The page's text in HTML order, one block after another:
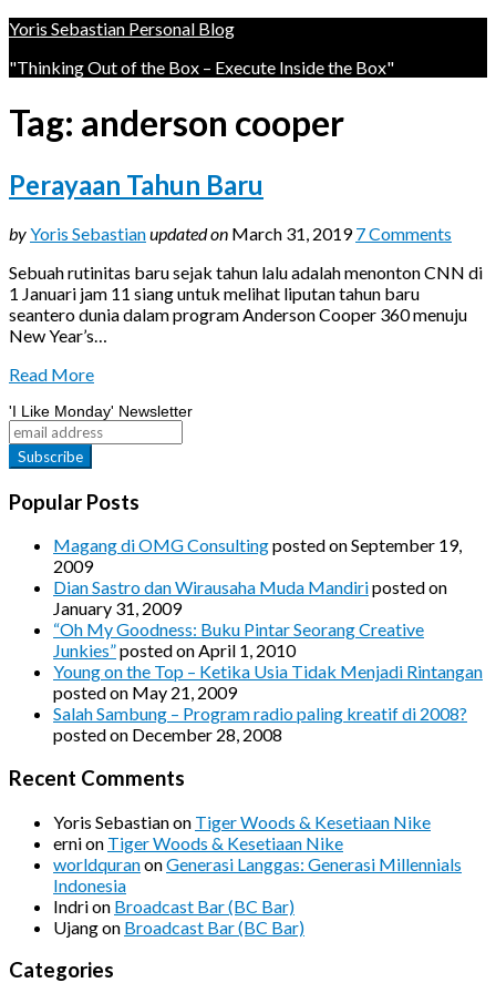
Yoris Sebastian Personal Blog
"Thinking Out of the Box – Execute Inside the Box"
Tag: anderson cooper
Perayaan Tahun Baru
byYoris Sebastianupdated on March 31, 2019 7 Comments
Sebuah rutinitas baru sejak tahun lalu adalah menonton CNN di
1 Januari jam 11 siang untuk melihat liputan tahun baru
seantero dunia dalam program Anderson Cooper 360 menuju
New Year’s…
Read More
'I Like Monday' Newsletter
Popular Posts
Magang di OMG Consultingposted on September 19,
2009
Dian Sastro dan Wirausaha Muda Mandiriposted on
January 31, 2009
“Oh My Goodness: Buku Pintar Seorang Creative
Junkies”posted on April 1, 2010
Young on the Top – Ketika Usia Tidak Menjadi Rintangan
posted on May 21, 2009
Salah Sambung – Program radio paling kreatif di 2008?
posted on December 28, 2008
Recent Comments
Yoris Sebastianon Tiger Woods & Kesetiaan Nike
ernion Tiger Woods & Kesetiaan Nike
worldquranonGenerasi Langgas: Generasi Millennials
Indonesia
Indrion Broadcast Bar (BC Bar)
Ujangon Broadcast Bar (BC Bar)
Categories